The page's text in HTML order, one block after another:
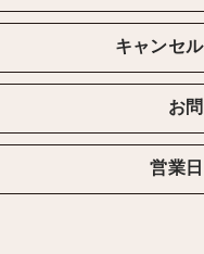
キャンセ
お
営業